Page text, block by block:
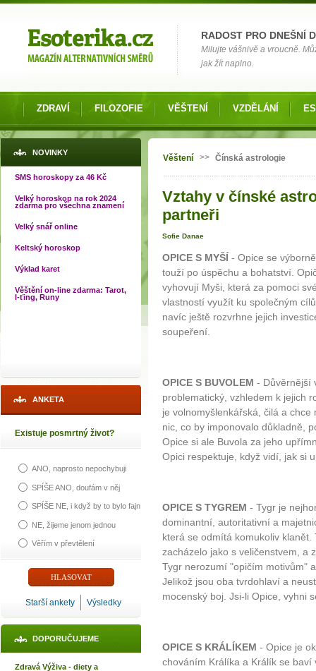
RADOST PRO DNEŠNÍ
Milujte vášnivě a vroucně.
jak žít naplno.
ZDRAVÍ FILOZOFIE VĚŠTENÍ VZDĚLÁNÍ
NOVINKY
SMS horoskopy za 46 Kč
Velký horoskop na rok 2024
zdarma pro všechna znamení
Velký snář online
Keltský horoskop
Výklad karet
Věštění on-line zdarma: Tarot,
I-ťing, Runy
ANKETA
Existuje posmrtný život?
ANO, naprosto nepochybuji
SPÍŠE ANO, doufám v něj
SPÍŠE NE, i když by to bylo fajn
NE, žijeme jenom jednou
Věřím v převtělení
Starší ankety Výsledky
DOPORUČUJEME
Zdravá Výživa - diety a
Jste zde
Věštení >> Čínská astrologie
Vztahy v čínské
partneři
Sofie Danae
OPICE S MYŠÍ - Opice se
touží po úspěchu a bohatství.
vyhovují Myši, která za pomoci
vlastností využít ku společným
navíc ještě rozvrhne jejich
soupeření.
OPICE S BUVOLEM - Důvěrnější
problematický, vzhledem k jejich
je volnomyšlenkářská, čilá a
nic, co by imponovalo důkladně,
Opice si ale Buvola za jeho
Opici respektuje, když vidí, jak si
OPICE S TYGREM - Tygr je
dominantní, autoritativní a
která se odmítá komukoliv
zacházelo jako s veličenstvem, a
Tygr nerozumí "opičím motivům"
Jelikož jsou oba tvrdohlaví a
mocenský boj. Jsi-li Opice, vyhni
OPICE S KRÁLÍKEM - Opice je
chováním Králíka a Králík se baví